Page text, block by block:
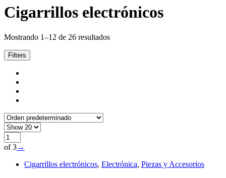
Cigarrillos electrónicos
Mostrando 1–12 de 26 resultados
Filters
of 3→
Cigarrillos electrónicos, Electrónica, Piezas y Accesorios